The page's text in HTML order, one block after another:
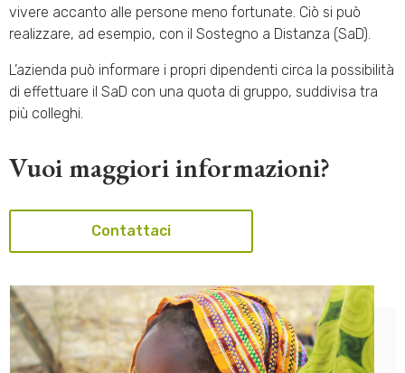
vivere accanto alle persone meno fortunate. Ciò si può
realizzare, ad esempio, con il Sostegno a Distanza (SaD).
L’azienda può informare i propri dipendenti circa la possibilità
di effettuare il SaD con una quota di gruppo, suddivisa tra
più colleghi.
Vuoi maggiori informazioni?
Contattaci